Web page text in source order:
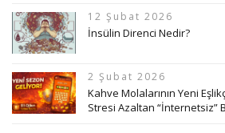
12 Şubat 2026
İnsülin Direnci Nedir?
2 Şubat 2026
Kahve Molalarının Yeni
Stresi Azaltan “İnternetsiz”